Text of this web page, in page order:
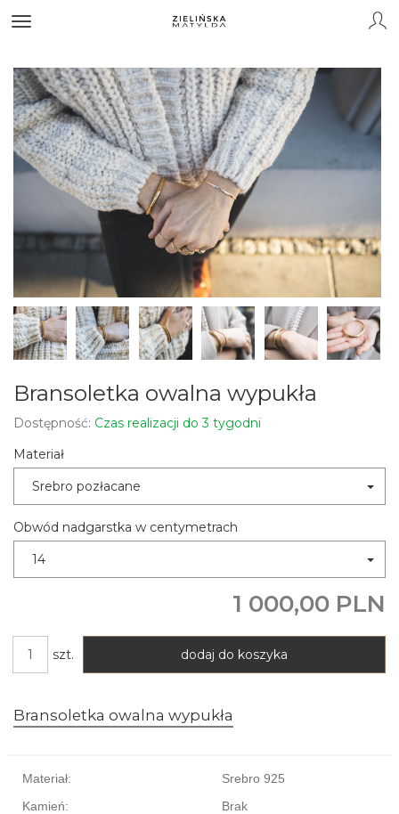
Bransoletka owalna wypukła
Dostępność: Czas realizacji do 3 tygodni
Materiał
Srebro pozłacane
Obwód nadgarstka w centymetrach
14
1 000,00 PLN
szt. dodaj do koszyka
Bransoletka owalna wypukła
Materiał:
Srebro 925
Kamień:
Brak